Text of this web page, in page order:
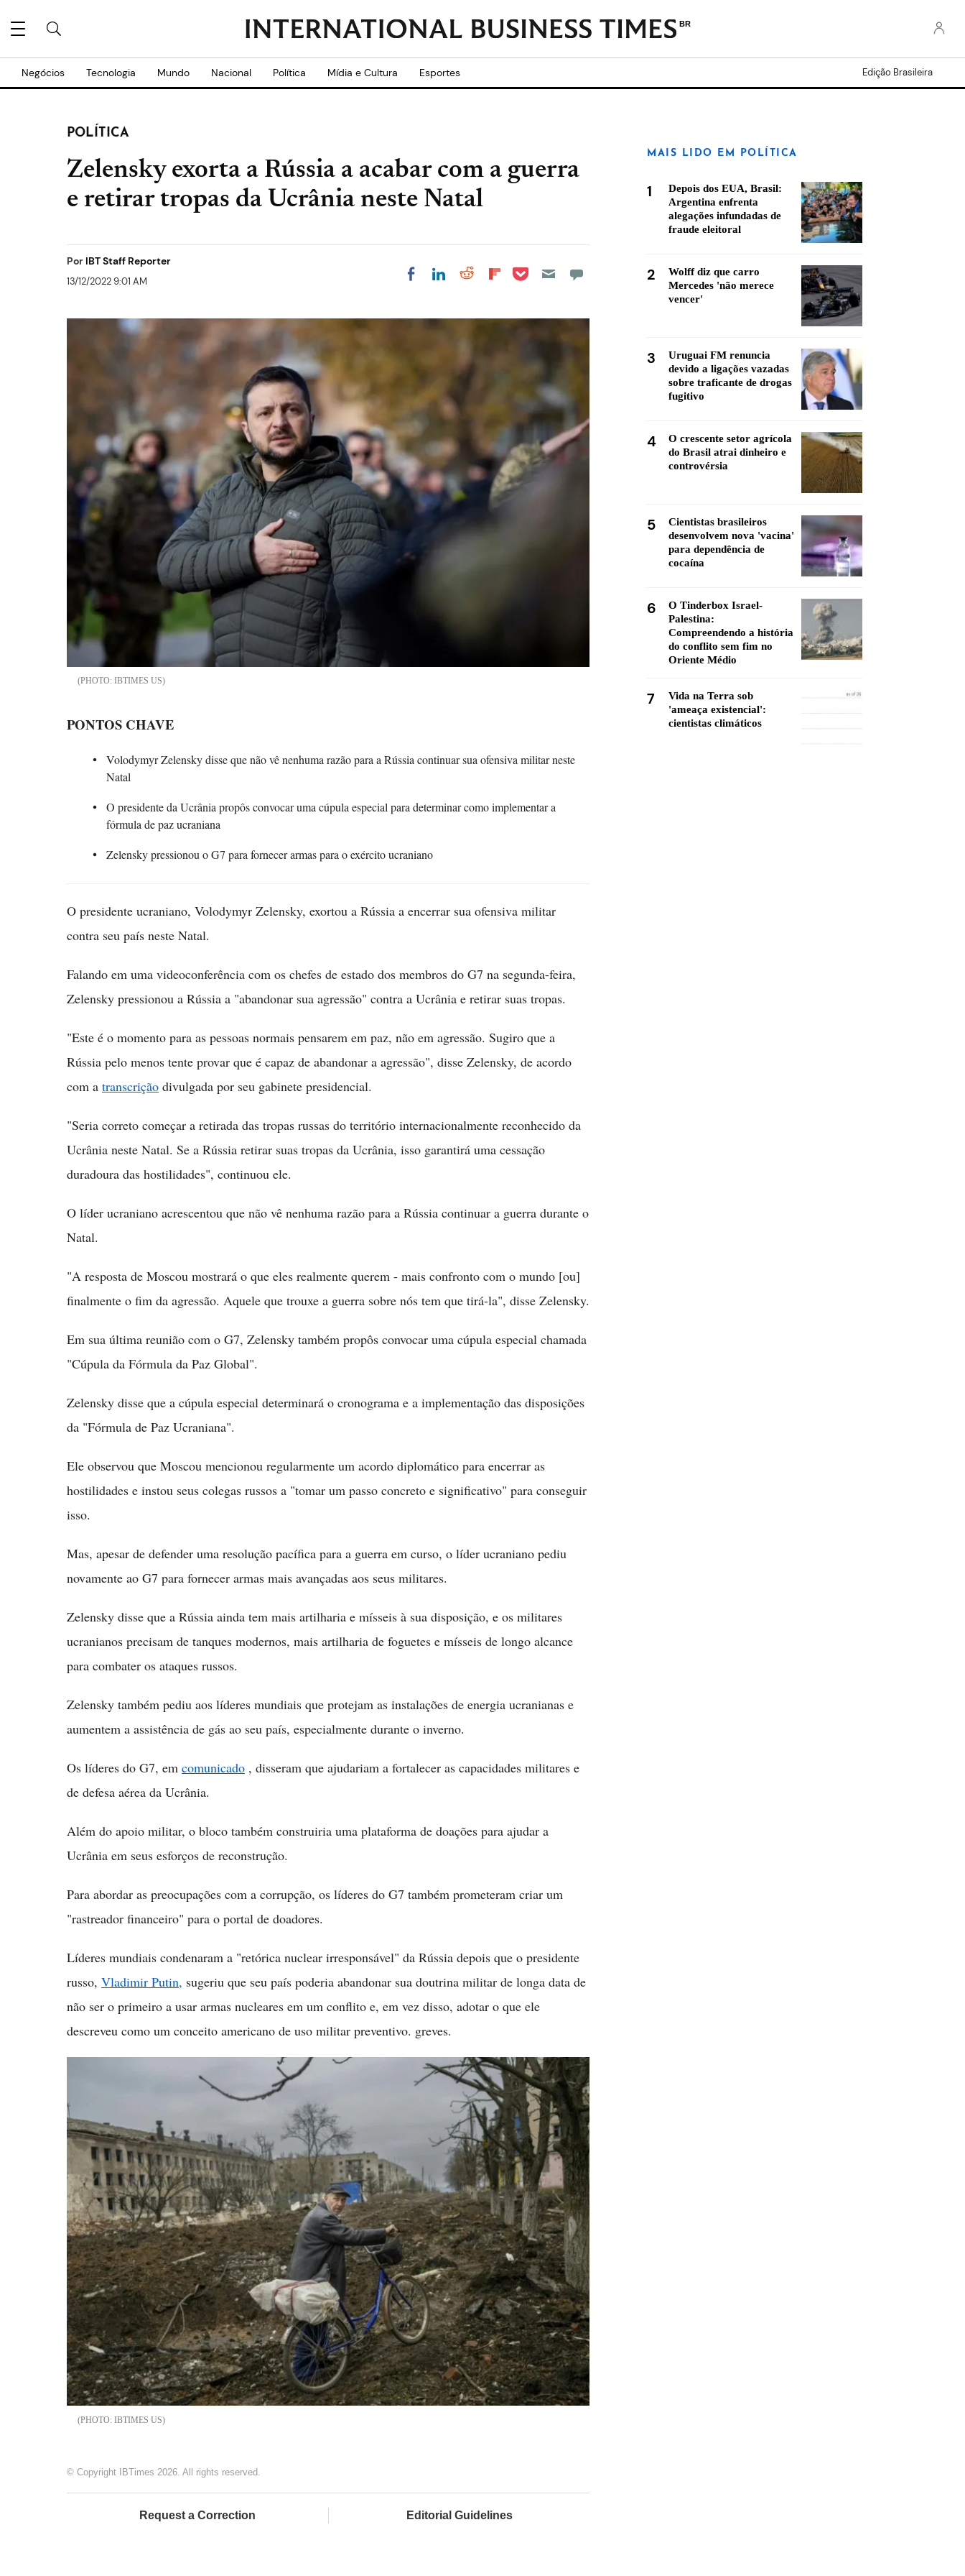
BR
Negócios Tecnologia Mundo Nacional Política Mídia e Cultura Esportes Edição Brasileira
POLÍTICA
Zelensky exorta a Rússia a acabar com a guerra
e retirar tropas da Ucrânia neste Natal
Por IBT Staff Reporter
13/12/2022 9:01 AM Share on Facebook
Share on LinkedIn
Share on Reddit
Share on
Share on Pocket
IBTIMES US
PONTOS CHAVE
Volodymyr Zelensky disse que não vê nenhuma razão para a Rússia continuar sua ofensiva militar neste
Natal
O presidente da Ucrânia propôs convocar uma cúpula especial para determinar como implementar a
fórmula de paz ucraniana
Zelensky pressionou o G7 para fornecer armas para o exército ucraniano
O presidente ucraniano, Volodymyr Zelensky, exortou a Rússia a encerrar sua ofensiva militar
contra seu país neste Natal.
Falando em uma videoconferência com os chefes de estado dos membros do G7 na segunda-feira,
Zelensky pressionou a Rússia a "abandonar sua agressão" contra a Ucrânia e retirar suas tropas.
"Este é o momento para as pessoas normais pensarem em paz, não em agressão. Sugiro que a
Rússia pelo menos tente provar que é capaz de abandonar a agressão", disse Zelensky, de acordo
com a transcrição divulgada por seu gabinete presidencial.
"Seria correto começar a retirada das tropas russas do território internacionalmente reconhecido da
Ucrânia neste Natal. Se a Rússia retirar suas tropas da Ucrânia, isso garantirá uma cessação
duradoura das hostilidades", continuou ele.
O líder ucraniano acrescentou que não vê nenhuma razão para a Rússia continuar a guerra durante o
Natal.
"A resposta de Moscou mostrará o que eles realmente querem - mais confronto com o mundo [ou]
finalmente o fim da agressão. Aquele que trouxe a guerra sobre nós tem que tirá-la", disse Zelensky.
Em sua última reunião com o G7, Zelensky também propôs convocar uma cúpula especial chamada
"Cúpula da Fórmula da Paz Global".
Zelensky disse que a cúpula especial determinará o cronograma e a implementação das disposições
da "Fórmula de Paz Ucraniana".
Ele observou que Moscou mencionou regularmente um acordo diplomático para encerrar as
hostilidades e instou seus colegas russos a "tomar um passo concreto e significativo" para conseguir
isso.
Mas, apesar de defender uma resolução pacífica para a guerra em curso, o líder ucraniano pediu
novamente ao G7 para fornecer armas mais avançadas aos seus militares.
Zelensky disse que a Rússia ainda tem mais artilharia e mísseis à sua disposição, e os militares
ucranianos precisam de tanques modernos, mais artilharia de foguetes e mísseis de longo alcance
para combater os ataques russos.
Zelensky também pediu aos líderes mundiais que protejam as instalações de energia ucranianas e
aumentem a assistência de gás ao seu país, especialmente durante o inverno.
Os líderes do G7, em comunicado , disseram que ajudariam a fortalecer as capacidades militares e
de defesa aérea da Ucrânia.
Além do apoio militar, o bloco também construiria uma plataforma de doações para ajudar a
Ucrânia em seus esforços de reconstrução.
Para abordar as preocupações com a corrupção, os líderes do G7 também prometeram criar um
"rastreador financeiro" para o portal de doadores.
Líderes mundiais condenaram a "retórica nuclear irresponsável" da Rússia depois que o presidente
russo, Vladimir Putin, sugeriu que seu país poderia abandonar sua doutrina militar de longa data de
não ser o primeiro a usar armas nucleares em um conflito e, em vez disso, adotar o que ele
descreveu como um conceito americano de uso militar preventivo. greves.
IBTIMES US
© Copyright IBTimes 2026. All rights reserved.
Request a Correction Editorial Guidelines
MAIS LIDO EM POLÍTICA
1
Depois dos EUA, Brasil:
Argentina enfrenta
alegações infundadas de
fraude eleitoral
2
Wolff diz que carro
Mercedes 'não merece
vencer'
3
Uruguai FM renuncia
devido a ligações vazadas
sobre traficante de drogas
fugitivo
4
O crescente setor agrícola
do Brasil atrai dinheiro e
controvérsia
5
Cientistas brasileiros
desenvolvem nova 'vacina'
para dependência de
cocaína
6
O Tinderbox Israel-
Palestina:
Compreendendo a história
do conflito sem fim no
Oriente Médio
7
Vida na Terra sob
'ameaça existencial':
cientistas climáticos